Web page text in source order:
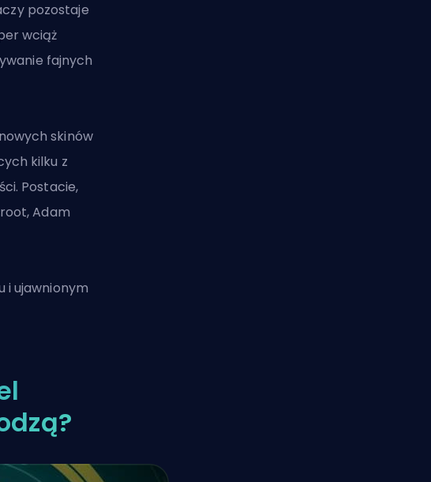
pozostaje
wciąż
fajnych
skinów
kilku z
Postacie,
Adam
i ujawnionym